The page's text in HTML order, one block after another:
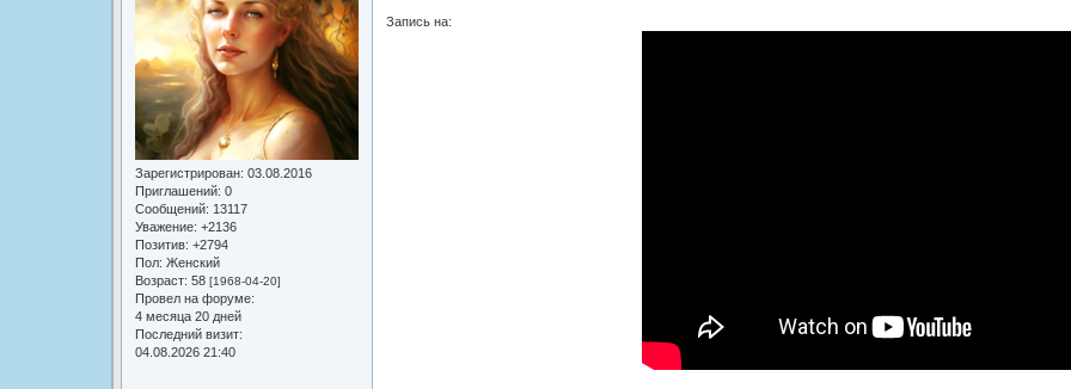
Зарегистрирован: 03.08.2016
Приглашений: 0
Сообщений: 13117
Уважение: +2136
Позитив: +2794
Пол: Женский
Возраст: 58 [1968-04-20]
Провел на форуме:
4 месяца 20 дней
Последний визит:
04.08.2026 21:40
Запись на: